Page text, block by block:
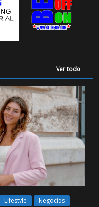
Ver todo
Lifestyle
Negocios